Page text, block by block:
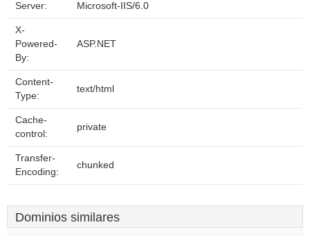
Server: Microsoft-IIS/6.0
X-
Powered-
By:
ASP.NET
Content-
Type:
text/html
Cache-
control:
private
Transfer-
Encoding:
chunked
Dominios similares